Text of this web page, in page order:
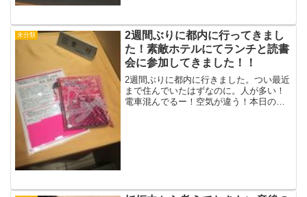
たと記事にも書きました。...
未分類
2週間ぶりに都内に行ってきまし
た！素敵ホテルにてランチと読書
会に参加してきました！！
2週間ぶりに都内に行きました。つい最近
まで住んでいたはずなのに。人が多い！
電車混んでるー！空気が違う！本日の目